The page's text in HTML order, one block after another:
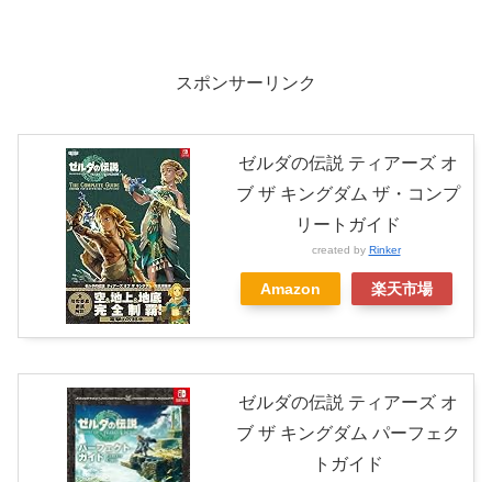
スポンサーリンク
ゼルダの伝説 ティアーズ オ
ブ ザ キングダム ザ・コンプ
リートガイド
created by Rinker
Amazon 楽天市場
ゼルダの伝説 ティアーズ オ
ブ ザ キングダム パーフェク
トガイド